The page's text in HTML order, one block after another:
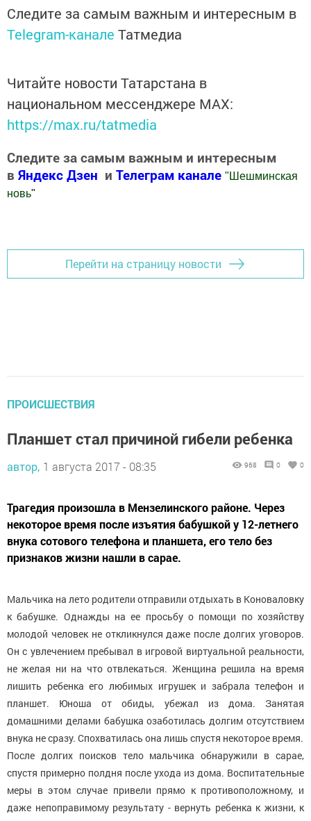
Следите за самым важным и интересным в
Telegram-канале Татмедиа
Читайте новости Татарстана в
национальном мессенджере MАХ:
https://max.ru/tatmedia
Следите за самым важным и интересным
в Яндекс Дзен и Телеграм канале " Шешминская
новь"
Перейти на страницу новости
ПРОИСШЕСТВИЯ
Планшет стал причиной гибели ребенка
автор, 1 августа 2017 - 08:35 968 0 0
Трагедия произошла в Мензелинского районе. Через
некоторое время после изъятия бабушкой у 12-летнего
внука сотового телефона и планшета, его тело без
признаков жизни нашли в сарае.
Мальчика на лето родители отправили отдыхать в Коноваловку
к бабушке. Однажды на ее просьбу о помощи по хозяйству
молодой человек не откликнулся даже после долгих уговоров.
Он с увлечением пребывал в игровой виртуальной реальности,
не желая ни на что отвлекаться. Женщина решила на время
лишить ребенка его любимых игрушек и забрала телефон и
планшет. Юноша от обиды, убежал из дома. Занятая
домашними делами бабушка озаботилась долгим отсутствием
внука не сразу. Спохватилась она лишь спустя некоторое время.
После долгих поисков тело мальчика обнаружили в сарае,
спустя примерно полдня после ухода из дома. Воспитательные
меры в этом случае привели прямо к противоположному, и
даже непоправимому результату - вернуть ребенка к жизни, к